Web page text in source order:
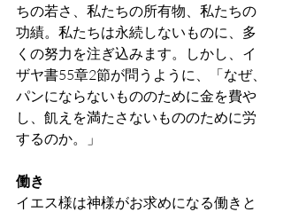
ちの若さ、私たちの所有物、私たちの
功績。私たちは永続しないものに、多
くの努力を注ぎ込みます。しかし、イ
ザヤ書55章2節が問うように、「なぜ、
パンにならないもののために金を費や
し、飢えを満たさないもののために労
するのか。」
働き
イエス様は神様がお求めになる働きと